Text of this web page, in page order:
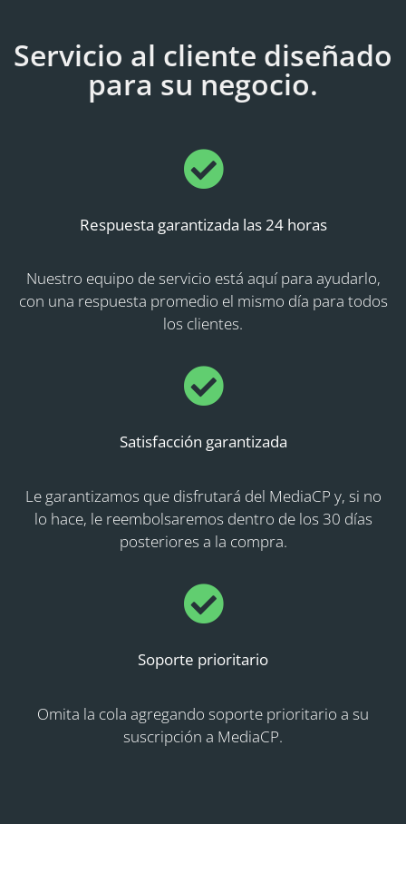
Servicio al cliente diseñado
para su negocio.
Respuesta garantizada las 24 horas
Nuestro equipo de servicio está aquí para ayudarlo,
con una respuesta promedio el mismo día para todos
los clientes.
Satisfacción garantizada
Le garantizamos que disfrutará del MediaCP y, si no
lo hace, le reembolsaremos dentro de los 30 días
posteriores a la compra.
Soporte prioritario
Omita la cola agregando soporte prioritario a su
suscripción a MediaCP.